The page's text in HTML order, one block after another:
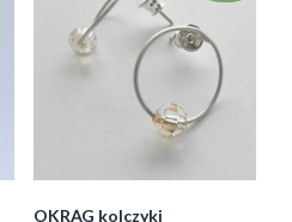
OKRĄG kolczyki